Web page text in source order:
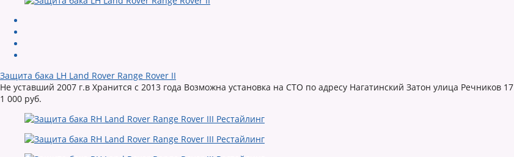
Защита бака LH Land Rover Range Rover II
Не уставший 2007 г.в Хранится с 2013 года Возможна установка на СТО по адресу Нагатинский Затон улица Речников 17
1 000 руб.